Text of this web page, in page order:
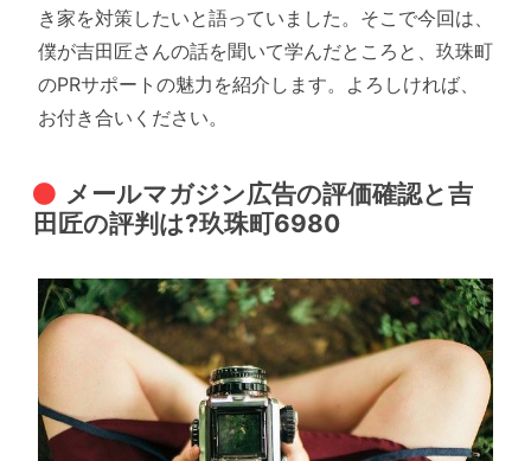
き家を対策したいと語っていました。そこで今回は、
僕が吉田匠さんの話を聞いて学んだところと、玖珠町
のPRサポートの魅力を紹介します。よろしければ、
お付き合いください。
メールマガジン広告の評価確認と吉
田匠の評判は?玖珠町6980